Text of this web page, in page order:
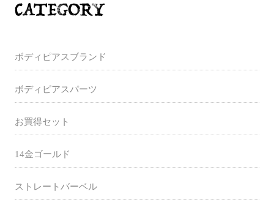
ボディピアスブランド
ボディピアスパーツ
お買得セット
14金ゴールド
ストレートバーベル